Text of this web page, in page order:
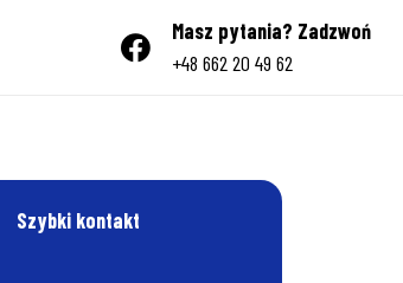
Masz pytania? Zadzwoń
+48 662 20 49 62
Szybki kontakt